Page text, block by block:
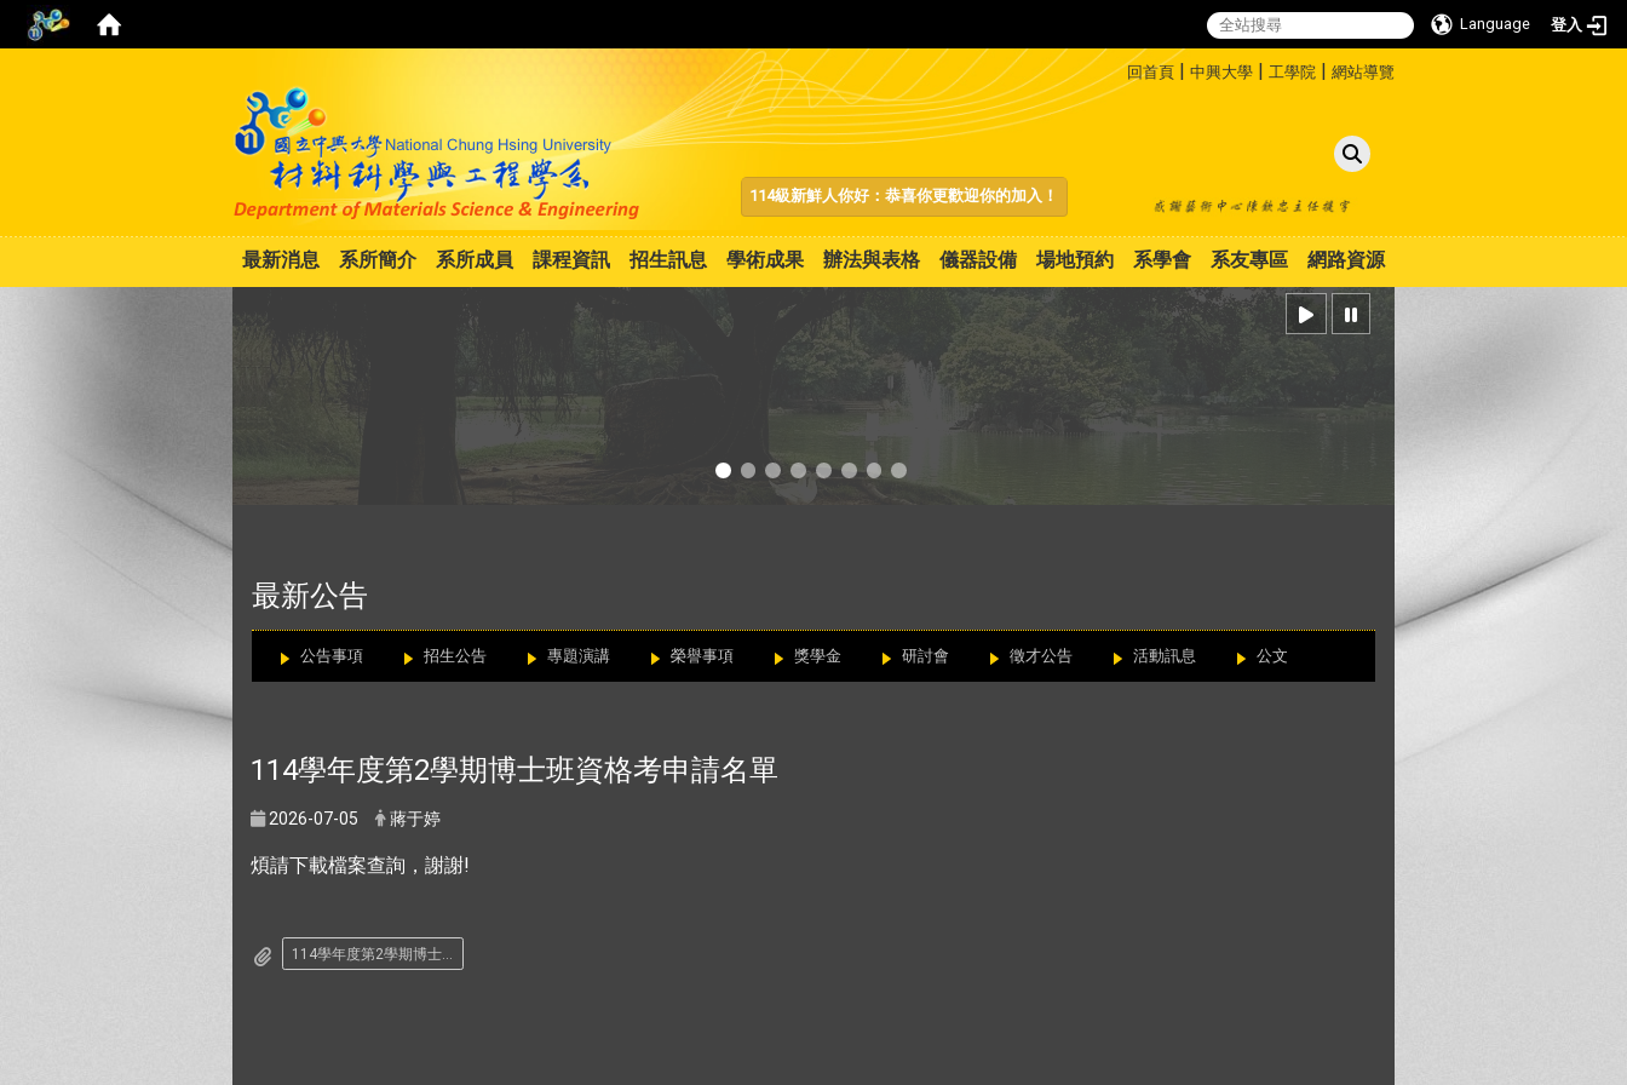
Language 登入
::: 回首頁 | 中興大學 | 工學院 | 網站導覽
114級新鮮人你好：恭喜你更歡迎你的加入！
最新消息 系所簡介 系所成員 課程資訊 招生訊息 學術成果 辦法與表格 儀器設備 場地預約 系學會 系友專區 網路資源
最新公告
公告事項 招生公告 專題演講 榮譽事項 獎學金 研討會 徵才公告 活動訊息 公文
114學年度第2學期博士班資格考申請名單
2026-07-05 蔣于婷
煩請下載檔案查詢，謝謝!